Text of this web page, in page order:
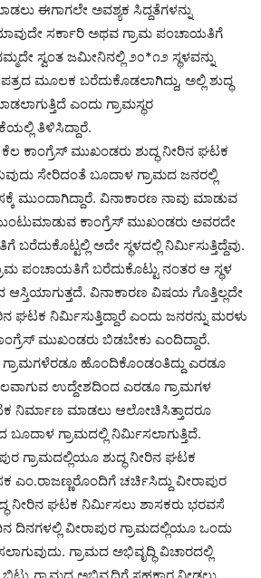
ಈಗಾಗಲೇ ಅವಶ್ಯಕ ಸಿದ್ದತೆಗಳನ್ನು
ಸರ್ಕಾರಿ ಅಥವ ಗ್ರಾಮ ಪಂಚಾಯತಿಗೆ
ಸ್ವಂತ ಜಮೀನಿನಲ್ಲಿ ೨೦*೧೨ ಸ್ಥಳವನ್ನು
ಮೂಲಕ ಬರೆದುಕೊಡಲಾಗಿದ್ದು, ಅಲ್ಲಿ ಶುದ್ಧ
ಎಂದು ಗ್ರಾಮಸ್ಥರ
ತಿಳಿಸಿದ್ದಾರೆ.
ಕಾಂಗ್ರೆಸ್ ಮುಖಂಡರು ಶುದ್ಧ ನೀರಿನ ಘಟಕ
ಸೇರಿದಂತೆ ಬೂದಾಳ ಗ್ರಾಮದ ಜನರಲ್ಲಿ
ಮುಂದಾಗಿದ್ದಾರೆ. ವಿನಾಕಾರಣ ನಾವು ಮಾಡುವ
ಕಾಂಗ್ರೆಸ್ ಮುಖಂಡರು ಅವರದೇ
ಬರೆದುಕೊಟ್ಟಲ್ಲಿ ಅದೇ ಸ್ಥಳದಲ್ಲಿ ನಿರ್ಮಿಸುತ್ತಿದ್ದೆವು.
ಪಂಚಾಯತಿಗೆ ಬರೆದುಕೊಟ್ಟು ನಂತರ ಆ ಸ್ಥಳ
ವಿನಾಕಾರಣ ವಿಷಯ ಗೊತ್ತಿಲ್ಲದೇ
ಘಟಕ ನಿರ್ಮಿಸುತ್ತಿದ್ದಾರೆ ಎಂದು ಜನರನ್ನು ಮರಳು
ಮುಖಂಡರು ಬಿಡಬೇಕು ಎಂದಿದ್ದಾರೆ.
ಗ್ರಾಮಗಳೆರಡೂ ಹೊಂದಿಕೊಂಡಂತಿದ್ದು ಎರಡೂ
ಉದ್ದೇಶದಿಂದ ಎರಡೂ ಗ್ರಾಮಗಳ
ನಿರ್ಮಾಣ ಮಾಡಲು ಆಲೋಚಿಸಿತ್ತಾದರೂ
ಗ್ರಾಮದಲ್ಲಿ ನಿರ್ಮಿಸಲಾಗುತ್ತಿದೆ.
ಗ್ರಾಮದಲ್ಲಿಯೂ ಶುದ್ಧ ನೀರಿನ ಘಟಕ
ಎಂ.ರಾಜಣ್ಣರೊಂದಿಗೆ ಚರ್ಚಿಸಿದ್ದು ವೀರಾಪುರ
ನೀರಿನ ಘಟಕ ನಿರ್ಮಿಸಲು ಶಾಸಕರು ಭರವಸೆ
ದಿನಗಳಲ್ಲಿ ವೀರಾಪುರ ಗ್ರಾಮದಲ್ಲಿಯೂ ಒಂದು
ಗ್ರಾಮದ ಅಭಿವೃದ್ಧಿ ವಿಚಾರದಲ್ಲಿ